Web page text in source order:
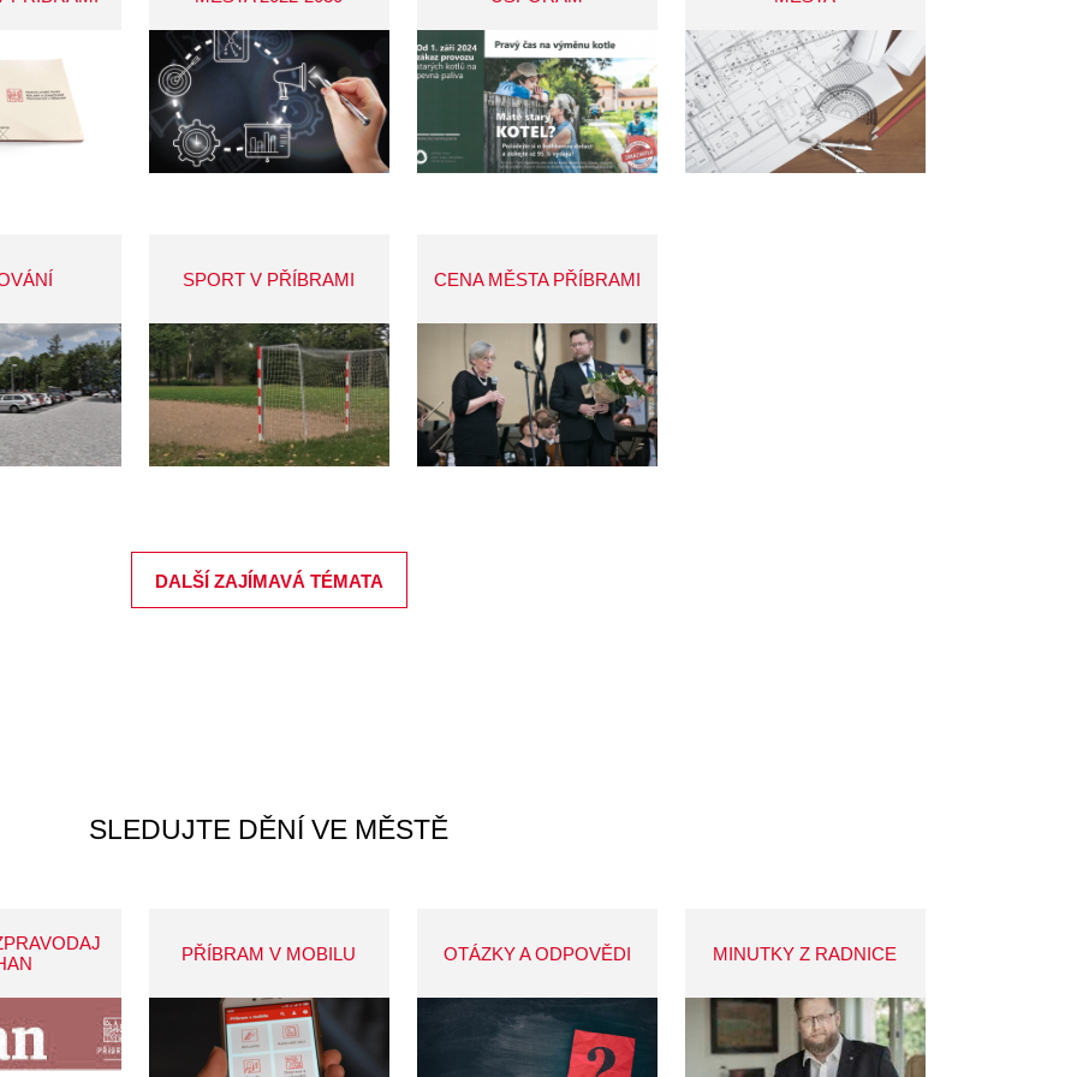
SPORT V PŘÍBRAMI CENA MĚSTA PŘÍBRAMI
DALŠÍ ZAJÍMAVÁ TÉMATA
SLEDUJTE DĚNÍ VE MĚSTĚ
PŘÍBRAM V MOBILU OTÁZKY A ODPOVĚDI MINUTKY Z RADNICE